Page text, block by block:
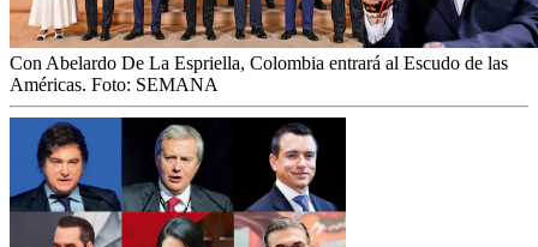
Con Abelardo De La Espriella, Colombia entrará al Escudo de las
Américas. Foto: SEMANA